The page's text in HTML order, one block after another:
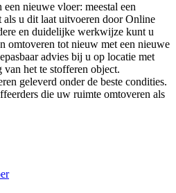
nieuwe vloer: meestal een
u dit laat uitvoeren door Online
en duidelijke werkwijze kunt u
omtoveren tot nieuw met een nieuwe
advies bij u op locatie met
het te stofferen object.
geleverd onder de beste condities.
die uw ruimte omtoveren als